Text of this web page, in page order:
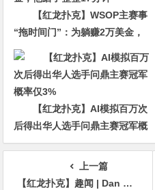
【红龙扑克】WSOP主赛事
“拖时间门”：为躺赚2万美金，
他磨了整整17分钟
【红龙扑克】AI模拟百万次
后得出华人选手问鼎主赛冠军概
率仅3%
上一篇
【红龙扑克】趣闻 | Dan Bilzerian：我很期待和内马尔打两把